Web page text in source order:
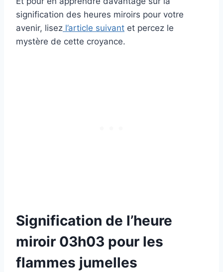
signification des heures miroirs pour votre
avenir, lisez l’article suivant et percez le
mystère de cette croyance.
Signification de l’heure
miroir 03h03 pour les
flammes jumelles